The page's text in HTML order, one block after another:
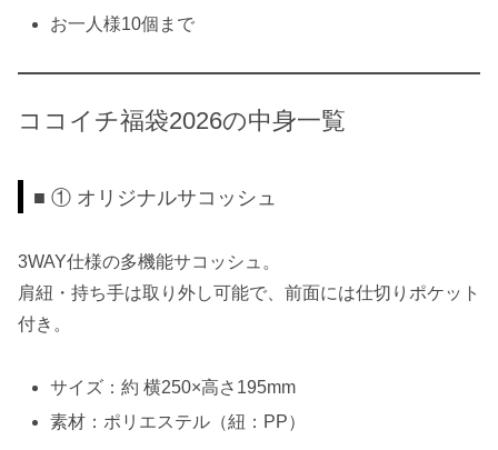
お一人様10個まで
ココイチ福袋2026の中身一覧
■ ① オリジナルサコッシュ
3WAY仕様の多機能サコッシュ。
肩紐・持ち手は取り外し可能で、前面には仕切りポケット
付き。
サイズ：約 横250×高さ195mm
素材：ポリエステル（紐：PP）